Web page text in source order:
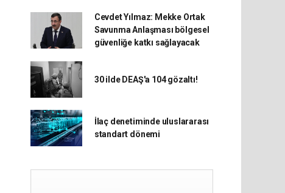
Cevdet Yılmaz: Mekke Ortak
Savunma Anlaşması bölgesel
güvenliğe katkı sağlayacak
30 ilde DEAŞ'a 104 gözaltı!
İlaç denetiminde uluslararası
standart dönemi